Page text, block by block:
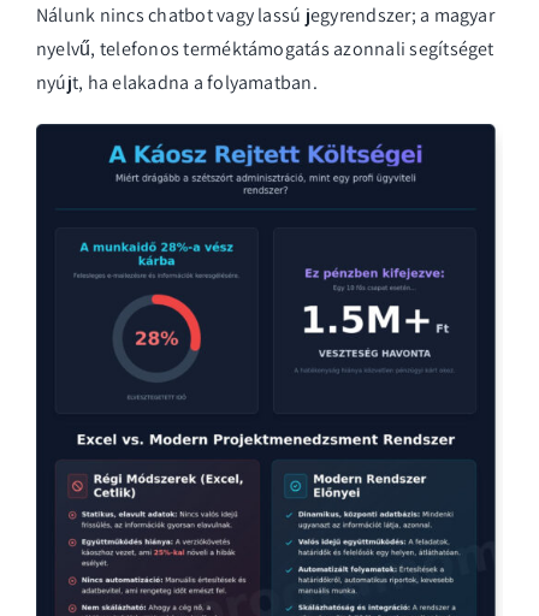
Nálunk nincs chatbot vagy lassú jegyrendszer; a magyar
nyelvű, telefonos terméktámogatás azonnali segítséget
nyújt, ha elakadna a folyamatban.